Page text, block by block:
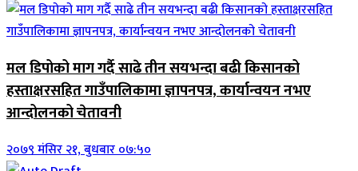
मल डिपोको माग गर्दै साढे तीन सयभन्दा बढी किसानको
हस्ताक्षरसहित गाउँपालिकामा ज्ञापनपत्र, कार्यान्वयन नभए
आन्दोलनको चेतावनी
२०७९ मंसिर २१, बुधबार ०७:५०